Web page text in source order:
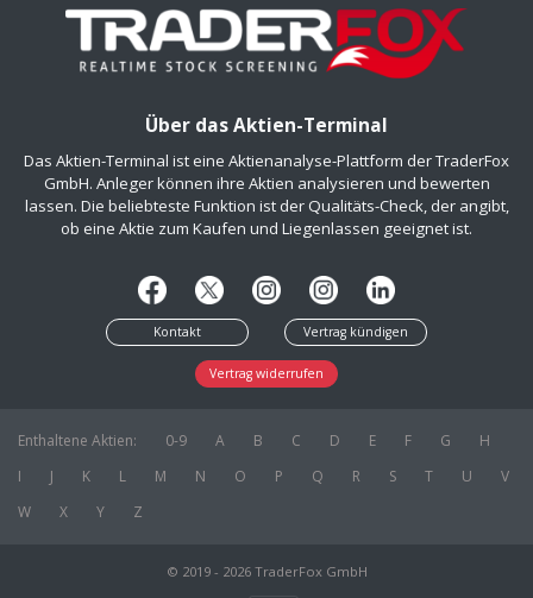
Über das Aktien-Terminal
Das Aktien-Terminal ist eine Aktienanalyse-Plattform der TraderFox
GmbH. Anleger können ihre Aktien analysieren und bewerten
lassen. Die beliebteste Funktion ist der Qualitäts-Check, der angibt,
ob eine Aktie zum Kaufen und Liegenlassen geeignet ist.
Kontakt Vertrag kündigen
Vertrag widerrufen
Enthaltene Aktien: 0-9 A B C D E F G
H
I
J K L M N O P Q R S T U
V
W
X Y Z
© 2019 - 2026 TraderFox GmbH